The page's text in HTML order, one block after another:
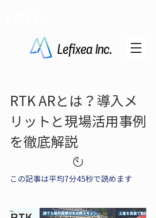
RTK ARとは？導入メ
リットと現場活用事例
を徹底解説
この記事は平均7分45秒で読めます